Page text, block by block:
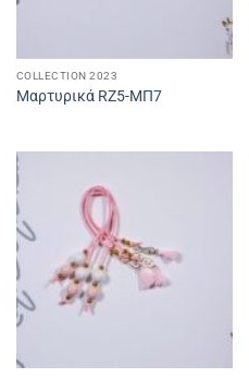
COLLECTION 2023
Μαρτυρικά RZ5-ΜΠ7